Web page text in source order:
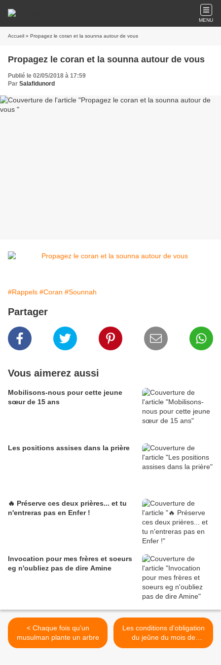
MENU
Accueil » Propagez le coran et la sounna autour de vous
Propagez le coran et la sounna autour de vous
Publié le 02/05/2018 à 17:59
Par Salafidunord
#Rappels #Coran #Sounnah
Partager
Vous aimerez aussi
Mobilisons-nous pour cette jeune
sœur de 15 ans
Les positions assises dans la prière
🔥 Préserve ces deux prières... et tu
n'entreras pas en Enfer !
Invocation pour mes frères et soeurs
eg n'oubliez pas de dire Amine
< Chaque fois qu'un
musulman plante un arbre
Les conditions d'obligation
du jeûne du mois de
Ramadan >